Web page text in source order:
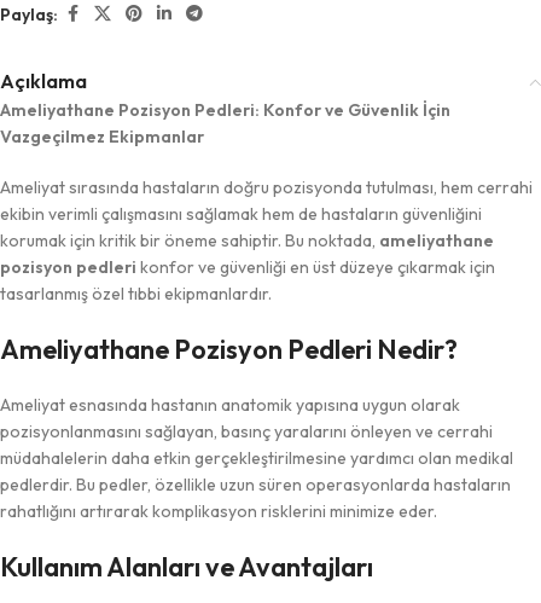
Paylaş:
Açıklama
Ameliyathane Pozisyon Pedleri: Konfor ve Güvenlik İçin
Vazgeçilmez Ekipmanlar
Ameliyat sırasında hastaların doğru pozisyonda tutulması, hem cerrahi
ekibin verimli çalışmasını sağlamak hem de hastaların güvenliğini
korumak için kritik bir öneme sahiptir. Bu noktada, ameliyathane
pozisyon pedleri konfor ve güvenliği en üst düzeye çıkarmak için
tasarlanmış özel tıbbi ekipmanlardır.
Ameliyathane Pozisyon Pedleri Nedir?
Ameliyat esnasında hastanın anatomik yapısına uygun olarak
pozisyonlanmasını sağlayan, basınç yaralarını önleyen ve cerrahi
müdahalelerin daha etkin gerçekleştirilmesine yardımcı olan medikal
pedlerdir. Bu pedler, özellikle uzun süren operasyonlarda hastaların
rahatlığını artırarak komplikasyon risklerini minimize eder.
Kullanım Alanları ve Avantajları